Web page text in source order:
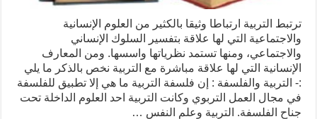
ترتبط التربية ارتباطا وثيقا بالكثير من العلوم الإنسانية
والاجتماعية التي لها علاقة بتفسير السلوك الإنساني
والاجتماعي، ومنها تستمد نظرياتها واسسها. ومن المعارف
الإنسانية التي لها علاقة مباشرة مع التربية نخص بالذكر ما يلي
:- التربية والفلسفة : إن فلسفة التربية ما هي إلا تطبيق للفلسفة
في مجال العمل التربوي وكانت التربية احد العلوم الداخلة تحت
جناح الفلسفة. التربية وعلم النفس …